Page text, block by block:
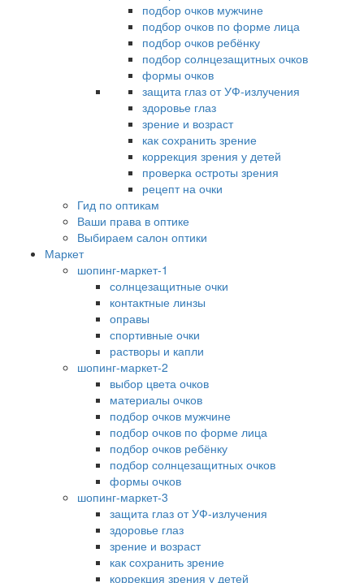
подбор очков мужчине
подбор очков по форме лица
подбор очков ребёнку
подбор солнцезащитных очков
формы очков
защита глаз от УФ-излучения
здоровье глаз
зрение и возраст
как сохранить зрение
коррекция зрения у детей
проверка остроты зрения
рецепт на очки
Гид по оптикам
Ваши права в оптике
Выбираем салон оптики
Маркет
шопинг-маркет-1
солнцезащитные очки
контактные линзы
оправы
спортивные очки
растворы и капли
шопинг-маркет-2
выбор цвета очков
материалы очков
подбор очков мужчине
подбор очков по форме лица
подбор очков ребёнку
подбор солнцезащитных очков
формы очков
шопинг-маркет-3
защита глаз от УФ-излучения
здоровье глаз
зрение и возраст
как сохранить зрение
коррекция зрения у детей